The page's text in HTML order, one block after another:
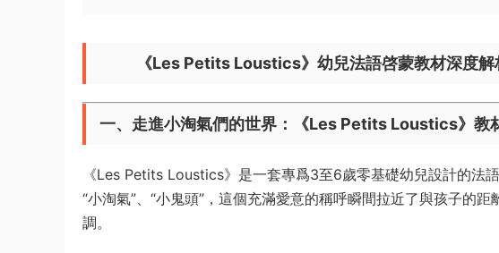
《Les Petits Loustics》幼兒法語啓蒙教材深度
一、走進小淘氣們的世界：《Les Petits Loustics》教
《Les Petits Loustics》是一套專爲3至6歲零基礎幼兒設計的法
“小淘氣”、“小鬼頭”，這個充滿愛意的稱呼瞬間拉近了與孩子的
調。